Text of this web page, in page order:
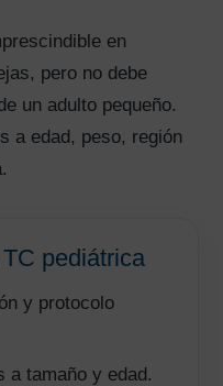
en
pero no debe
un adulto pequeño.
a edad, peso, región
pediátrica
y protocolo
a tamaño y edad.